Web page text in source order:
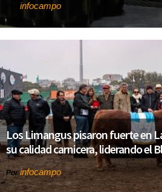
infocampo
Los Limangus pisaron fuerte en
su calidad carnicera, liderando el
Porinfocampo